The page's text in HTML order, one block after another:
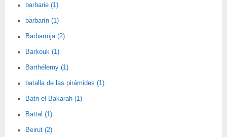
barbarie (1)
barbarín (1)
Barbarroja (2)
Barkouk (1)
Barthélemy (1)
batalla de las pirámides (1)
Batn-el-Bakarah (1)
Battal (1)
Beirut (2)